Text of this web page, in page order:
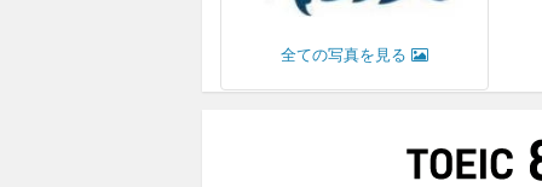
全ての写真を見る